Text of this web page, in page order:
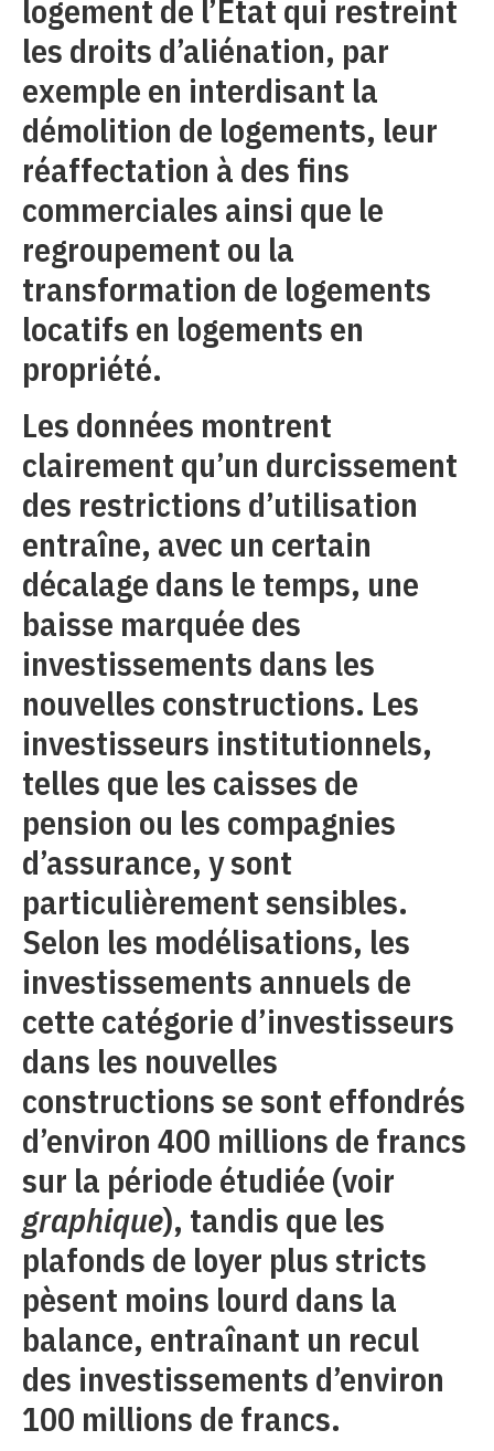
logement de l’État qui restreint
les droits d’aliénation, par
exemple en interdisant la
démolition de logements, leur
réaffectation à des fins
commerciales ainsi que le
regroupement ou la
transformation de logements
locatifs en logements en
propriété.
Les données montrent
clairement qu’un durcissement
des restrictions d’utilisation
entraîne, avec un certain
décalage dans le temps, une
baisse marquée des
investissements dans les
nouvelles constructions. Les
investisseurs institutionnels,
telles que les caisses de
pension ou les compagnies
d’assurance, y sont
particulièrement sensibles.
Selon les modélisations, les
investissements annuels de
cette catégorie d’investisseurs
dans les nouvelles
constructions se sont effondrés
d’environ 400 millions de francs
sur la période étudiée (voir
graphique), tandis que les
plafonds de loyer plus stricts
pèsent moins lourd dans la
balance, entraînant un recul
des investissements d’environ
100 millions de francs.